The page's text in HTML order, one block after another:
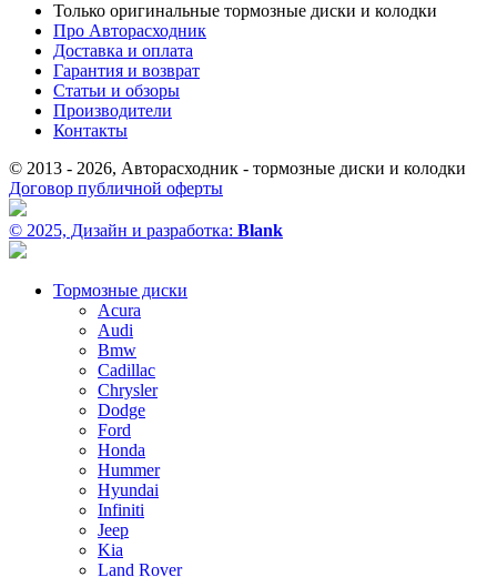
Только оригинальные тормозные диски и колодки
Про Авторасходник
Доставка и оплата
Гарантия и возврат
Статьи и обзоры
Производители
Контакты
© 2013 - 2026, Авторасходник - тормозные диски и колодки
Договор публичной оферты
© 2025, Дизайн и разработка: Blank
Тормозные диски
Acura
Audi
Bmw
Cadillac
Chrysler
Dodge
Ford
Honda
Hummer
Hyundai
Infiniti
Jeep
Kia
Land Rover